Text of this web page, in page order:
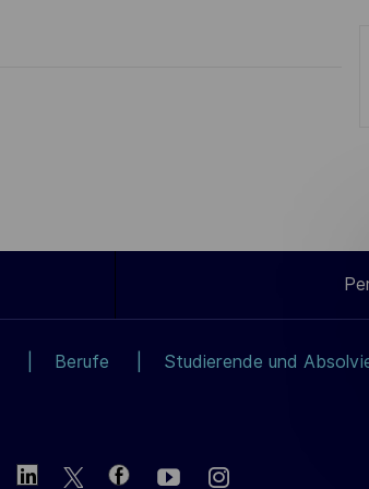
Berufe Studierende und